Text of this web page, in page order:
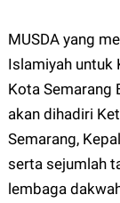
MUSDA yang
Islamiyah untuk
Kota Semarang
akan dihadiri
Semarang,
serta sejumlah
lembaga